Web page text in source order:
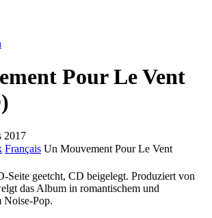
Pour Le Vent
2017
Français Un Mouvement Pour Le Vent
Seite geetcht, CD beigelegt. Produziert von
das Album in romantischem und
Noise-Pop.